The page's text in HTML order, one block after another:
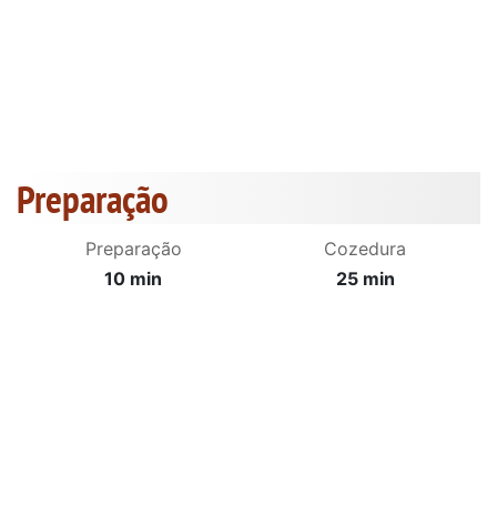
Preparação
Preparação
10 min
Cozedura
25 min